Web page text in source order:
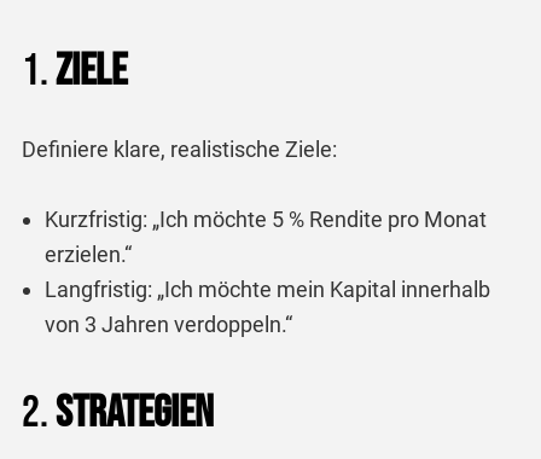
1.Ziele
Definiere klare, realistische Ziele:
Kurzfristig: „Ich möchte 5 % Rendite pro Monat
erzielen.“
Langfristig: „Ich möchte mein Kapital innerhalb
von 3 Jahren verdoppeln.“
2.Strategien